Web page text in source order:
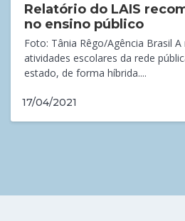
Relatório do LAIS
no ensino público
Foto: Tânia Rêgo/Agência Brasil
atividades escolares da rede
estado, de forma híbrida....
17/04/2021